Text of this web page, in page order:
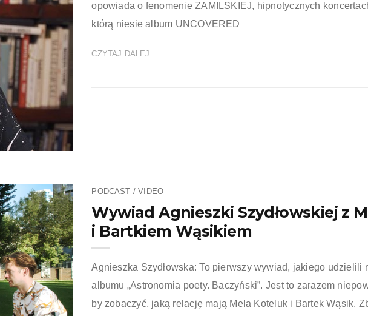
opowiada o fenomenie ZAMILSKIEJ, hipnotycznych
którą niesie album UNCOVERED
CZYTAJ DALEJ
PODCAST / VIDEO
Wywiad Agnieszki Szydłowskiej z
i Bartkiem Wąsikiem
Agnieszka Szydłowska: To pierwszy wywiad, jakiego udzielili
albumu „Astronomia poety. Baczyński”. Jest to zarazem
by zobaczyć, jaką relację mają Mela Koteluk i Bartek Wąsik.